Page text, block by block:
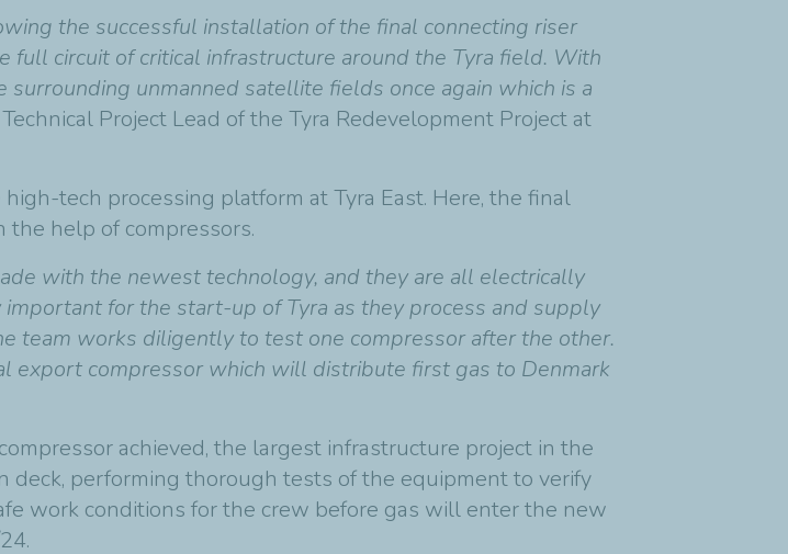
the successful installation of the final connecting riser
circuit of critical infrastructure around the Tyra field. With
unmanned satellite fields once again which is a
Project Lead of the Tyra Redevelopment Project at
tech processing platform at Tyra East. Here, the final
help of compressors.
with the newest technology, and they are all electrically
for the start-up of Tyra as they process and supply
team works diligently to test one compressor after the other.
export compressor which will distribute first gas to Denmark
achieved, the largest infrastructure project in the
deck, performing thorough tests of the equipment to verify
work conditions for the crew before gas will enter the new